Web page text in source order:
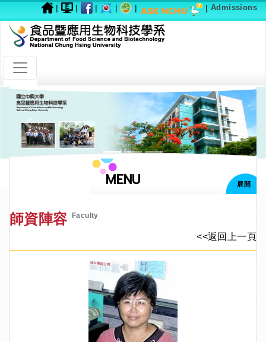
| | | | | | Admissions
Previous Next
MENU 展開
師資陣容 Faculty
<<返回上一頁